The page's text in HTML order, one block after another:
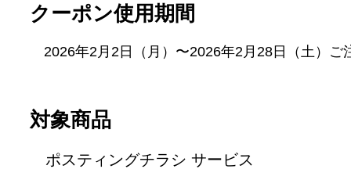
クーポン使用期間
2026年2月2日（月）〜2026年2月28日（土）ご
対象商品
ポスティングチラシ サービス